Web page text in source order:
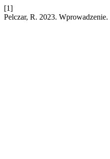
[1]
Pelczar, R. 2023. Wprowadzenie.